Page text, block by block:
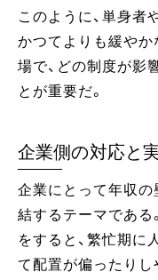
このように、単身者
かつてよりも緩やか
場で、どの制度が影
とが重要だ。
企業側の対応と
企業にとって年収の
結するテーマである
をすると、繁忙期に
て配置が偏ったりし